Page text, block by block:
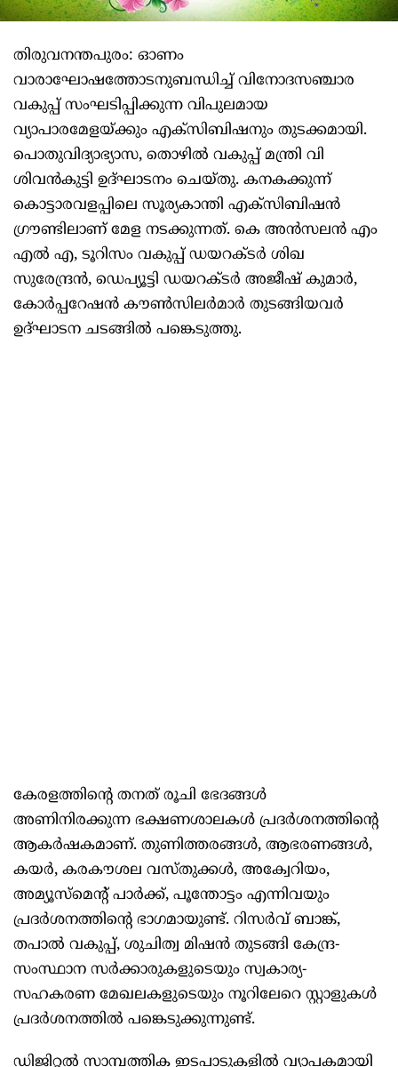
തിരുവനന്തപുരം: ഓണം
വാരാഘോഷത്തോടനുബന്ധിച്ച് വിനോദസഞ്ചാര
വകുപ്പ് സംഘടിപ്പിക്കുന്ന വിപുലമായ
വ്യാപാരമേളയ്ക്കും എക്സിബിഷനും തുടക്കമായി.
പൊതുവിദ്യാഭ്യാസ, തൊഴില്‍ വകുപ്പ് മന്ത്രി വി
ശിവന്‍കുട്ടി ഉദ്ഘാടനം ചെയ്തു. കനകക്കുന്ന്
കൊട്ടാരവളപ്പിലെ സൂര്യകാന്തി എക്സിബിഷന്‍
ഗ്രൗണ്ടിലാണ് മേള നടക്കുന്നത്. കെ അന്‍സലന്‍ എം
എല്‍ എ, ടൂറിസം വകുപ്പ് ഡയറക്ടര്‍ ശിഖ
സുരേന്ദ്രന്‍, ഡെപ്യൂട്ടി ഡയറക്ടര്‍ അജീഷ് കുമാര്‍,
കോര്‍പ്പറേഷന്‍ കൗണ്‍സിലര്‍മാര്‍ തുടങ്ങിയവര്‍
ഉദ്ഘാടന ചടങ്ങില്‍ പങ്കെടുത്തു.
കേരളത്തിന്‍റെ തനത് രൂചി ഭേദങ്ങള്‍
അണിനിരക്കുന്ന ഭക്ഷണശാലകള്‍ പ്രദര്‍ശനത്തിന്‍റെ
ആകര്‍ഷകമാണ്. തുണിത്തരങ്ങള്‍, ആഭരണങ്ങള്‍,
കയര്‍, കരകൗശല വസ്തുക്കള്‍, അക്വേറിയം,
അമ്യൂസ്മെന്‍റ് പാര്‍ക്ക്, പൂന്തോട്ടം എന്നിവയും
പ്രദര്‍ശനത്തിന്‍റെ ഭാഗമായുണ്ട്. റിസര്‍വ് ബാങ്ക്,
തപാല്‍ വകുപ്പ്, ശുചിത്വ മിഷന്‍ തുടങ്ങി കേന്ദ്ര-
സംസ്ഥാന സര്‍ക്കാരുകളുടെയും സ്വകാര്യ-
സഹകരണ മേഖലകളുടെയും നൂറിലേറെ സ്റ്റാളുകള്‍
പ്രദര്‍ശനത്തില്‍ പങ്കെടുക്കുന്നുണ്ട്.
ഡിജിറ്റല്‍ സാമ്പത്തിക ഇടപാടുകളില്‍ വ്യാപകമായി